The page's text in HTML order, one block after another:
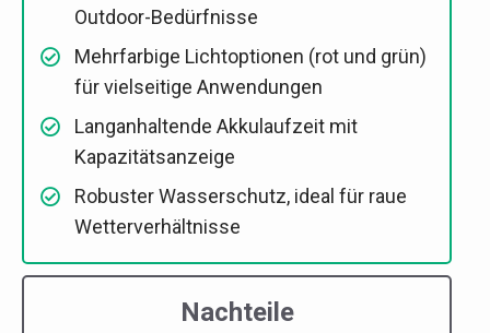
Outdoor-Bedürfnisse
Mehrfarbige Lichtoptionen (rot und grün)
für vielseitige Anwendungen
Langanhaltende Akkulaufzeit mit
Kapazitätsanzeige
Robuster Wasserschutz, ideal für raue
Wetterverhältnisse
Nachteile